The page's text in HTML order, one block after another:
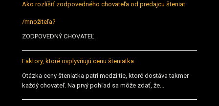
Ako rozlíšiť zodpovedného chovateľa od predajcu šteniat
/množiteľa?
ZODPOVEDNÝ CHOVATEĽ
Faktory, ktoré ovplyvňujú cenu šteniatka
Otázka ceny šteniatka patrí medzi tie, ktoré dostáva takmer
každý chovateľ. Na prvý pohľad sa môže zdať, že...